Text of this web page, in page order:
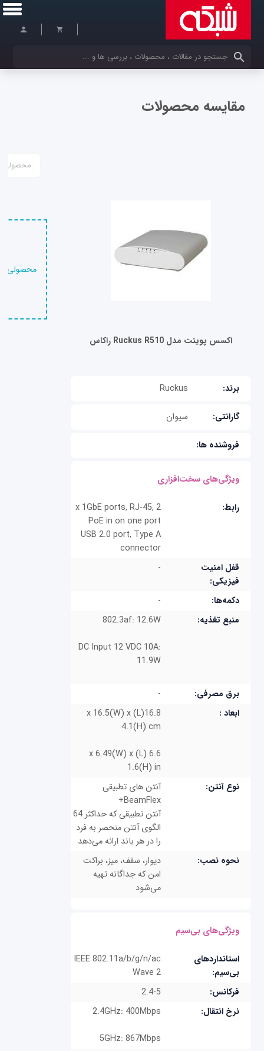
کلمات کلیدی خود را وارد کنید
مقایسه محصولات
اکسس پوینت مدل Ruckus R510 راکاس
برند: Ruckus
گارانتی: سیوان
فروشنده ها:
ویژگی‌های سخت‌افزاری
رابط:
2 x 1GbE ports, RJ-45,
PoE in on one port
USB 2.0 port, Type A
connector
قفل امنیت
فیزیکی:
-
دکمه‌ها:
-
منبع تغذیه:
802.3af: 12.6W
DC Input 12 VDC 10A:
11.9W
برق مصرفی:
-
ابعاد :
16.8(L) x 16.5(W) x
4.1(H) cm
6.6 (L) x 6.49(W) x
1.6(H) in
نوع آنتن:
BeamFlex+
آنتن تطبیقی ​​که حداکثر 64
الگوی آنتن منحصر به فرد
را در هر باند ارائه می‌دهد
نحوه نصب:
دیوار، سقف، میز، براکت
امن که جداگانه تهیه
می‌شود
ویژگی‌های بی‌سیم
استانداردهای
بی‌سیم:
IEEE 802.11a/b/g/n/ac
Wave 2
فرکانس:
2.4-5
نرخ انتقال:
2.4GHz: 400Mbps
5GHz: 867Mbps
محصولی